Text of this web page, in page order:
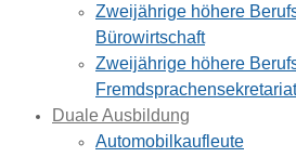
Zweijährige höhere
Bürowirtschaft
Zweijährige höhere
Fremdsprachensekretariat
Duale Ausbildung
Automobilkaufleute